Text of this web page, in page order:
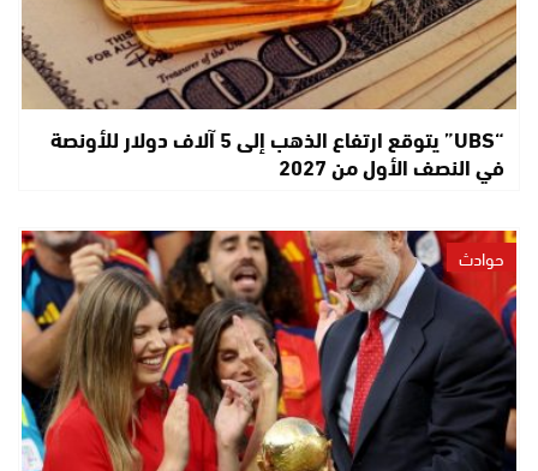
“UBS” يتوقع ارتفاع الذهب إلى 5 آلاف دولار للأونصة
في النصف الأول من 2027
حوادث